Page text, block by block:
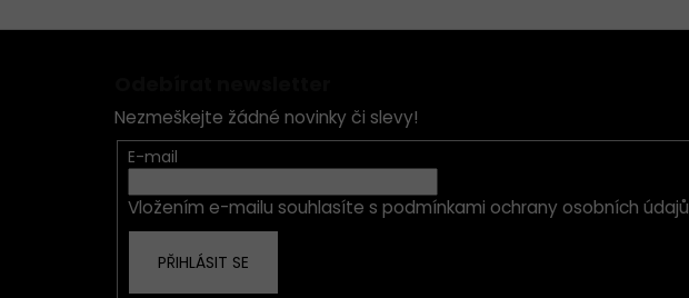
Nezmeškejte žádné novinky či slevy!
E-mail
Vložením e-mailu souhlasíte s podmínkami ochrany osobních údajů
PŘIHLÁSIT SE